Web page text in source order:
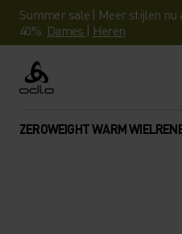
Summer sale | Meer stijlen nu
40%. Dames | Heren
Odlo
ZEROWEIGHT WARM